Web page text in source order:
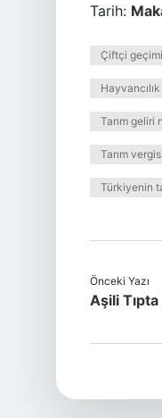
Tarih:
Çiftçi
Hayvancılık
Tarım geliri
Tarım
Türkiyenin
Önceki Yazı
Aşili